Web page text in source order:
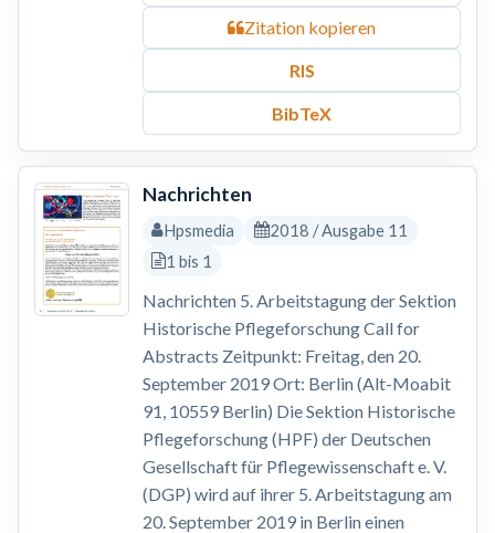
Zitation kopieren
RIS
BibTeX
Nachrichten
Hpsmedia
2018 / Ausgabe 11
1 bis 1
Nachrichten 5. Arbeitstagung der Sektion
Historische Pflegeforschung Call for
Abstracts Zeitpunkt: Freitag, den 20.
September 2019 Ort: Berlin (Alt-Moabit
91, 10559 Berlin) Die Sektion Historische
Pflegeforschung (HPF) der Deutschen
Gesellschaft für Pflegewissenschaft e. V.
(DGP) wird auf ihrer 5. Arbeitstagung am
20. September 2019 in Berlin einen